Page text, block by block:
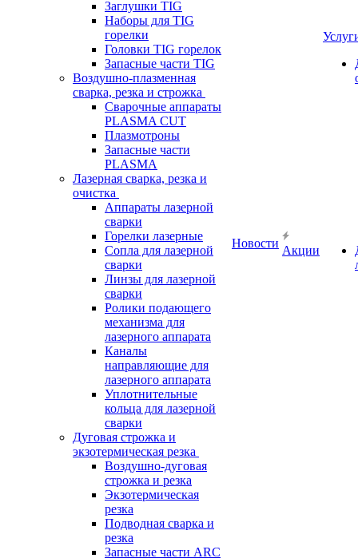
Заглушки TIG
Наборы для TIG
горелки
Головки TIG горелок
Запасные части TIG
Воздушно-плазменная
сварка, резка и строжка
Сварочные аппараты
PLASMA CUT
Плазмотроны
Запасные части
PLASMA
Лазерная сварка, резка и
очистка
Аппараты лазерной
сварки
Горелки лазерные
Сопла для лазерной
сварки
Линзы для лазерной
сварки
Ролики подающего
механизма для
лазерного аппарата
Каналы
направляющие для
лазерного аппарата
Уплотнительные
кольца для лазерной
сварки
Дуговая строжка и
экзотермическая резка
Воздушно-дуговая
строжка и резка
Экзотермическая
резка
Подводная сварка и
резка
Запасные части ARC
Новости
Акции